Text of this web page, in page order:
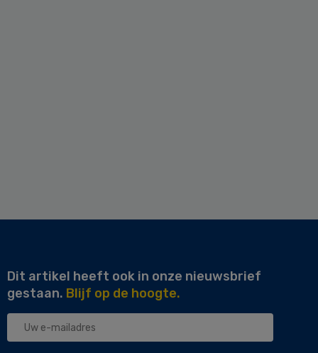
Dit artikel heeft ook in onze nieuwsbrief
gestaan. Blijf op de hoogte.
Uw